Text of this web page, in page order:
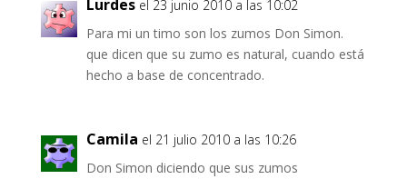
Lurdes el 23 junio 2010 a las 10:02
Para mi un timo son los zumos Don Simon.
que dicen que su zumo es natural, cuando está
hecho a base de concentrado.
Camila el 21 julio 2010 a las 10:26
Don Simon diciendo que sus zumos